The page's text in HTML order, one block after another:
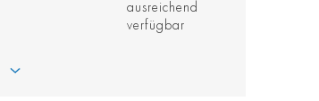
ausreichend
verfügbar